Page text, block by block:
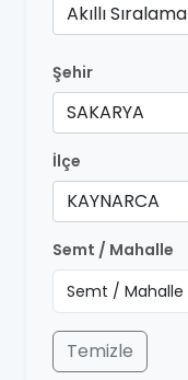
Akıllı Sıralama
Şehir
SAKARYA
İlçe
KAYNARCA
Semt / Mahalle
Temizle